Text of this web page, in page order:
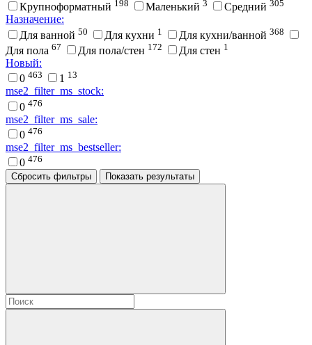
Крупноформатный 198 Маленький 3 Средний 305
Назначение:
Для ванной 50 Для кухни 1 Для кухни/ванной 368
Для пола 67 Для пола/стен 172 Для стен 1
Новый:
0 463 1 13
mse2_filter_ms_stock:
0 476
mse2_filter_ms_sale:
0 476
mse2_filter_ms_bestseller:
0 476
Сбросить фильтры
Показать результаты